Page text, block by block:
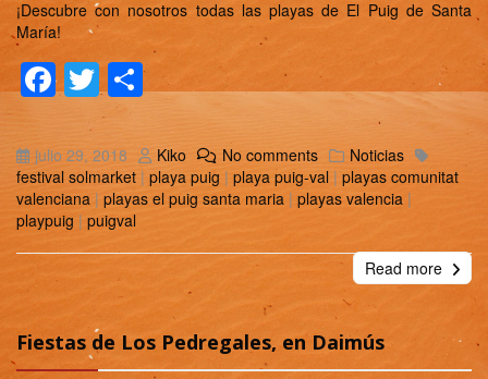
¡Descubre con nosotros todas las playas de El Puig de Santa
María!
Facebook
Twitter
Compartir
julio 29, 2018 Kiko No comments
Noticias
festival solmarket | playa puig | playa puig-val | playas comunitat
valenciana | playas el puig santa maria | playas valencia |
playpuig | puigval
Read more
Fiestas de Los Pedregales, en Daimús